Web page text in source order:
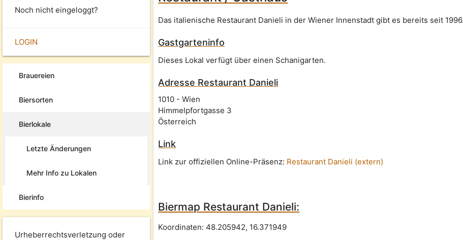
Noch nicht eingeloggt?
LOGIN
Brauereien
Biersorten
Bierlokale
Letzte Änderungen
Mehr Info zu Lokalen
Bierinfo
Urheberrechtsverletzung oder
Das italienische Restaurant Danieli in der Wiener Innenstadt gibt es bereits seit 1996.
Gastgarteninfo
Dieses Lokal verfügt über einen Schanigarten.
Adresse Restaurant Danieli
1010 -Wien
Himmelpfortgasse 3
Österreich
Link
Link zur offiziellen Online-Präsenz: Restaurant Danieli (extern)
Biermap Restaurant Danieli:
Koordinaten:48.205942, 16.371949